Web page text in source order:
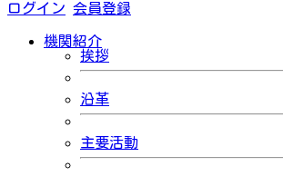
ログイン 会員登録
機関紹介
挨拶
沿革
主要活動